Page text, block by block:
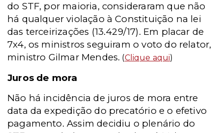
do STF, por maioria, consideraram que não
há qualquer violação à Constituição na lei
das terceirizações (13.429/17). Em placar de
7x4, os ministros seguiram o voto do relator,
ministro Gilmar Mendes. (Clique aqui)
Juros de mora
Não há incidência de juros de mora entre
data da expedição do precatório e o efetivo
pagamento. Assim decidiu o plenário do